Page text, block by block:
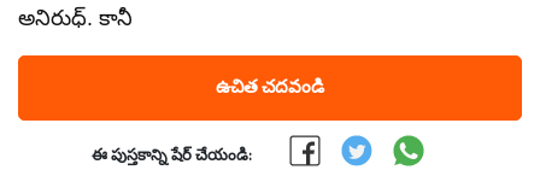
అనిరుధ్. కానీ
ఉచిత చదవండి
ఈ పుస్తకాన్ని షేర్ చేయండి: